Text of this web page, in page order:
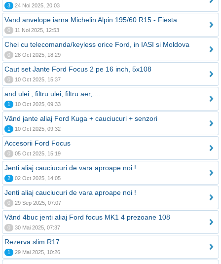
3 24 Noi 2025, 20:03
Vand anvelope iarna Michelin Alpin 195/60 R15 - Fiesta
0 11 Noi 2025, 12:53
Chei cu telecomanda/keyless orice Ford, in IASI si Moldova
0 28 Oct 2025, 18:29
Caut set Jante Ford Focus 2 pe 16 inch, 5x108
0 10 Oct 2025, 15:37
and ulei , filtru ulei, filtru aer,....
1 10 Oct 2025, 09:33
Vând jante aliaj Ford Kuga + cauciucuri + senzori
1 10 Oct 2025, 09:32
Accesorii Ford Focus
0 05 Oct 2025, 15:19
Jenti aliaj cauciucuri de vara aproape noi !
2 02 Oct 2025, 14:05
Jenti aliaj cauciucuri de vara aproape noi !
0 29 Sep 2025, 07:07
Vând 4buc jenti aliaj Ford focus MK1 4 prezoane 108
0 30 Mai 2025, 07:37
Rezerva slim R17
1 29 Mai 2025, 10:26